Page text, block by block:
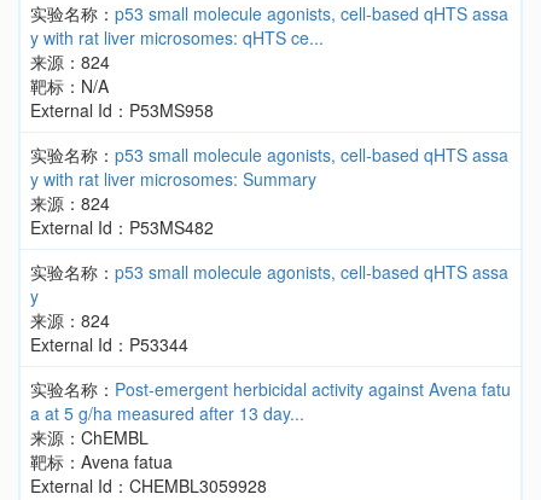
实验名称： p53 small molecule agonists, cell-based qHTS assa
y with rat liver microsomes: qHTS ce...
来源：824
靶标：N/A
External Id：P53MS958
实验名称： p53 small molecule agonists, cell-based qHTS assa
y with rat liver microsomes: Summary
来源：824
External Id：P53MS482
实验名称： p53 small molecule agonists, cell-based qHTS assa
y
来源：824
External Id：P53344
实验名称： Post-emergent herbicidal activity against Avena fatu
a at 5 g/ha measured after 13 day...
来源：ChEMBL
靶标：Avena fatua
External Id：CHEMBL3059928